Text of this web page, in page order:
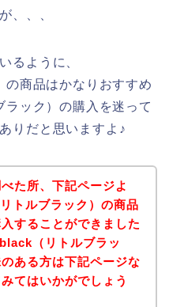
、、、
るように、
商品はかなりおすすめ
ック）の購入を迷って
りだと思いますよ♪
た所、下記ページよ
トルブラック）の商品
することができました
（リトルブラッ
ある方は下記ページな
てはいかがでしょう